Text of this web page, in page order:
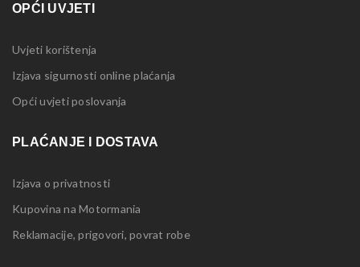
OPĆI UVJETI
Uvjeti korištenja
Izjava sigurnosti online plaćanja
Opći uvjeti poslovanja
PLAĆANJE I DOSTAVA
Izjava o privatnosti
Kupovina na Motormania
Reklamacije, prigovori, povrat robe